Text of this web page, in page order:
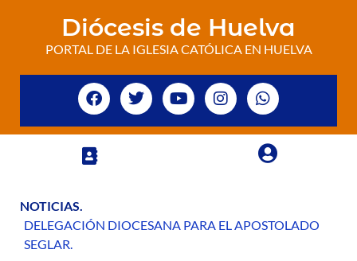
Diócesis de Huelva
PORTAL DE LA IGLESIA CATÓLICA EN HUELVA
NOTICIAS.
DELEGACIÓN DIOCESANA PARA EL APOSTOLADO
SEGLAR.